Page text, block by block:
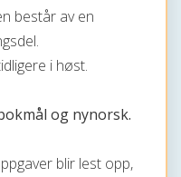
består av en
i høst.
og nynorsk.
blir lest opp,